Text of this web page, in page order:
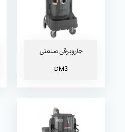
جاروبرقی صنعتی
DM3
جاروبرقی صنعتی DG 50 EXP